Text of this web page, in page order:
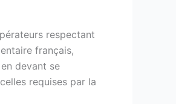
respectant
français,
devant se
requises par la